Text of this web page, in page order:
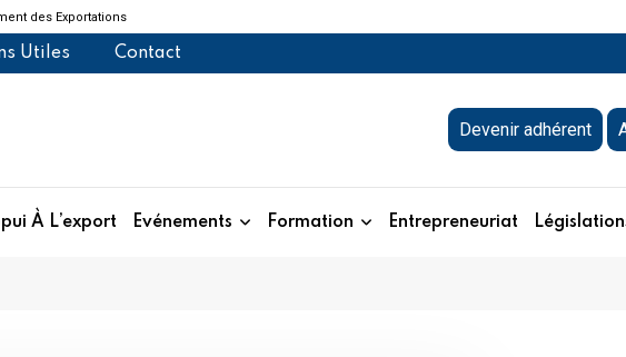
des Exportations
Utiles Contact
Devenir adhérent
À L’export Evénements Formation Entrepreneuriat